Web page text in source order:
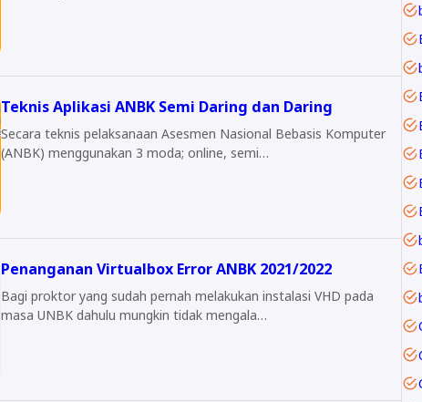
Teknis Aplikasi ANBK Semi Daring dan Daring
Secara teknis pelaksanaan Asesmen Nasional Bebasis Komputer
(ANBK) menggunakan 3 moda; online, semi…
Penanganan Virtualbox Error ANBK 2021/2022
Bagi proktor yang sudah pernah melakukan instalasi VHD pada
masa UNBK dahulu mungkin tidak mengala…